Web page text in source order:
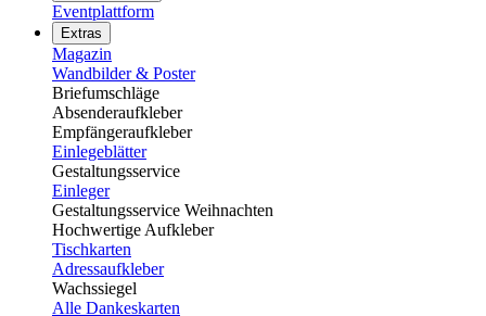
Eventplattform
Extras
Magazin
Wandbilder & Poster
Briefumschläge
Absenderaufkleber
Empfängeraufkleber
Einlegeblätter
Gestaltungsservice
Einleger
Gestaltungsservice Weihnachten
Hochwertige Aufkleber
Tischkarten
Adressaufkleber
Wachssiegel
Alle Dankeskarten